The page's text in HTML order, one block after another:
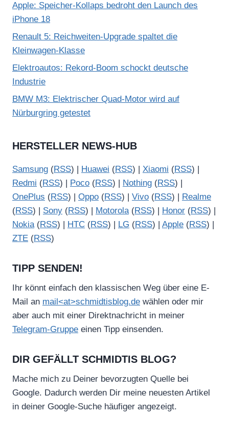
Apple: Speicher-Kollaps bedroht den Launch des
iPhone 18
Renault 5: Reichweiten-Upgrade spaltet die
Kleinwagen-Klasse
Elektroautos: Rekord-Boom schockt deutsche
Industrie
BMW M3: Elektrischer Quad-Motor wird auf
Nürburgring getestet
HERSTELLER NEWS-HUB
Samsung (RSS) | Huawei (RSS) | Xiaomi (RSS) |
Redmi (RSS) | Poco (RSS) | Nothing (RSS) |
OnePlus (RSS) | Oppo (RSS) | Vivo (RSS) |
Realme
(RSS) | Sony (RSS) | Motorola(RSS) | Honor (RSS) |
Nokia(RSS) | HTC (RSS) | LG (RSS) | Apple (RSS) |
ZTE (RSS)
TIPP SENDEN!
Ihr könnt einfach den klassischen Weg über eine E-
Mail an mail<at>schmidtisblog.de wählen oder mir
aber auch mit einer Direktnachricht in meiner
Telegram-Gruppe einen Tipp einsenden.
DIR GEFÄLLT SCHMIDTIS BLOG?
Mache mich zu Deiner bevorzugten Quelle bei
Google. Dadurch werden Dir meine neuesten Artikel
in deiner Google-Suche häufiger angezeigt.